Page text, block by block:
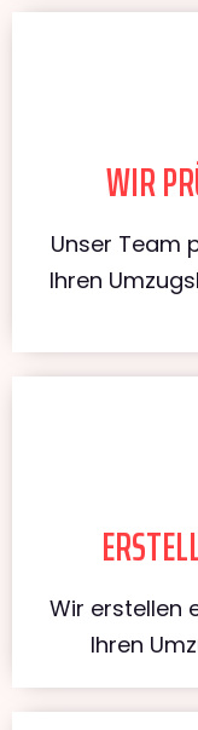
WIR
Unser Team
Ihren
Wir erstellen
Ihren